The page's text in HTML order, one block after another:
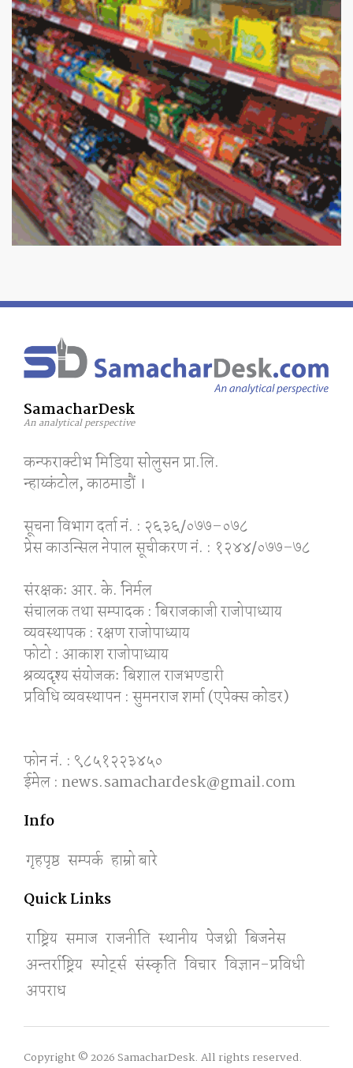
SamacharDesk
An analytical perspective
कन्फराक्टीभ मिडिया साेलुसन प्रा.लि.
न्हाय्कंटाेल, काठमाडाैं ।
सूचना विभाग दर्ता नं. : २६३६/०७७–०७८
प्रेस काउन्सिल नेपाल सूचीकरण नं. : १२४४/०७७–७८
संरक्षकः आर. के. निर्मल
संचालक तथा सम्पादक : बिराजकाजी राजोपाध्याय
व्यवस्थापक : रक्षण राजोपाध्याय
फोटो : आकाश राजोपाध्याय
श्रव्यदृश्य संयोजकः बिशाल राजभण्डारी
प्रविधि व्यवस्थापन : सुमनराज शर्मा (एपेक्स काेडर)
फोन नं. : ९८५१२२३४५०
ईमेल : news.samachardesk@gmail.com
Info
गृहपृष्ठ सम्पर्क हाम्रो बारे
Quick Links
राष्ट्रिय समाज राजनीति स्थानीय पेजथ्री बिजनेस
अन्तर्राष्ट्रिय स्पाेर्ट्स संस्कृति विचार विज्ञान-प्रविधी
अपराध
Copyright © 2026 SamacharDesk. All rights reserved.